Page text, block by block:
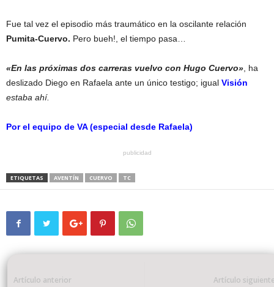
Fue tal vez el episodio más traumático en la oscilante relación
Pumita-Cuervo. Pero bueh!, el tiempo pasa…
«En las próximas dos carreras vuelvo con Hugo Cuervo» , ha
deslizado Diego en Rafaela ante un único testigo; igual Visión
estaba ahí.
Por el equipo de VA (especial desde Rafaela)
publicidad
ETIQUETAS AVENTÍN CUERVO TC
Artículo anterior Artículo